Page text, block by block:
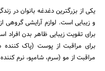
یکی از بزرگترین دغدغه بانوان در
و زیبایی است. لوازم آرایشی
برای تقویت زیبایی ظاهر بدن افراد
برای مراقبت از پوست (پاک
مراقبت از مو (سرم، شامپو، نرم